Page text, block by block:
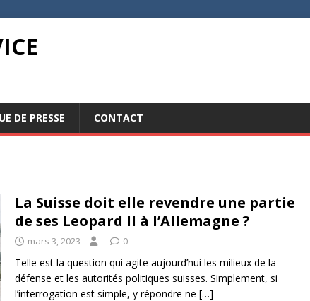
DE PRESSE CONTACT
La Suisse doit elle revendre une partie
de ses Leopard II à l’Allemagne ?
mars 3, 2023 0
Telle est la question qui agite aujourd’hui les milieux de la
défense et les autorités politiques suisses. Simplement, si
l’interrogation est simple, y répondre ne […]